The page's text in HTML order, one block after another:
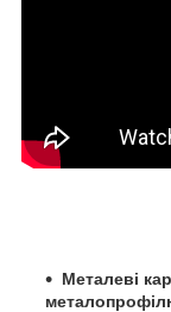
Металеві